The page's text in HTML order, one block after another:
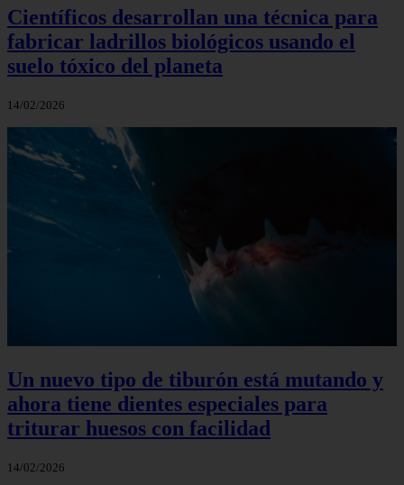
Científicos desarrollan una técnica para
fabricar ladrillos biológicos usando el
suelo tóxico del planeta
14/02/2026
Un nuevo tipo de tiburón está mutando y
ahora tiene dientes especiales para
triturar huesos con facilidad
14/02/2026